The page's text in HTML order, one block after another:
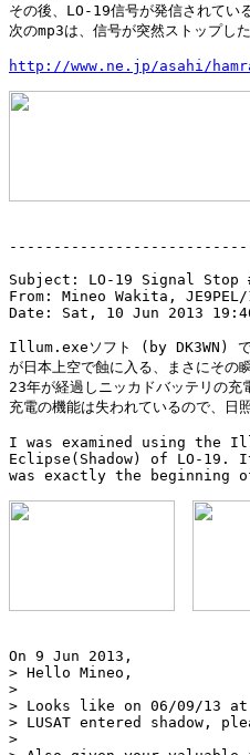
その後、LO-19信号が発信されてい
次のmp3は、信号が突然ストップし
http://www.ne.jp/asahi/
Subject: LO-19 Signal Stop
From: Mineo Wakita, JE9PEL/
Date: Sat, 10 Jun 2013
Illum.exeソフト (by DK3WN) で
が日本上空で蝕に入る、まさにそ
23年が経過しニッカドバッテリの
充電の機能は失われているので、日
I was examined using the
Eclipse(Shadow) of LO-19.
was exactly the beginning
On 9 Jun 2013,
> Hello Mineo,
>
> Looks like on 06/09/13 at
> LUSAT entered shadow,
>